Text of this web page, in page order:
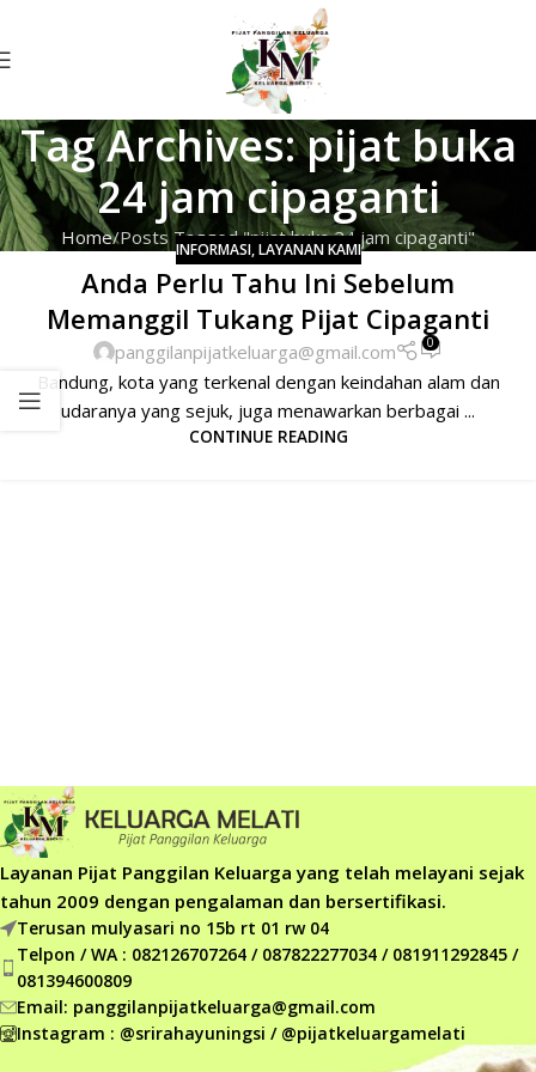
Tag Archives: pijat buka
24 jam cipaganti
Home Posts Tagged "pijat buka 24 jam cipaganti"
INFORMASI,LAYANAN KAMI
Anda Perlu Tahu Ini Sebelum
Memanggil Tukang Pijat Cipaganti
panggilanpijatkeluarga@gmail.com 0
Bandung, kota yang terkenal dengan keindahan alam dan
udaranya yang sejuk, juga menawarkan berbagai ...
CONTINUE READING
Layanan Pijat Panggilan Keluarga yang telah melayani sejak
tahun 2009 dengan pengalaman dan bersertifikasi.
Terusan mulyasari no 15b rt 01 rw 04
Telpon / WA : 082126707264 / 087822277034 / 081911292845 /
081394600809
Email: panggilanpijatkeluarga@gmail.com
Instagram : @srirahayuningsi / @pijatkeluargamelati